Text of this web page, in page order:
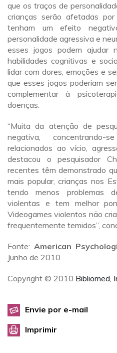
que os traços de
crianças serão afetadas
tenham um efeito
personalidade agressiva e
esses jogos podem ajudar
habilidades cognitivas e
lidar com dores, emoções e
que esses jogos poderiam
complementar à
doenças.
“Muita da atenção de
negativa,
relacionados ao vício,
destacou o pesquisador
recentes têm demonstrado
mais popular, crianças nos
tendo menos problemas
violentas e tem melhor
Videogames violentos não
frequentemente temidos”,
Fonte:American
Junho de 2010.
Copyright © 2010 Bibliomed,
Envie por e-mail
Imprimir